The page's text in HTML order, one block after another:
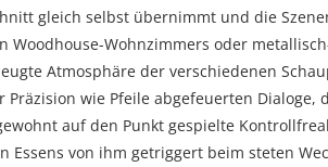
gleich selbst übernimmt und die
Woodhouse-Wohnzimmers oder
Atmosphäre der verschiedenen
wie Pfeile abgefeuerten Dialoge,
auf den Punkt gespielte
Essens von ihm getriggert beim steten